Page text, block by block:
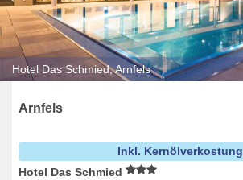
Hotel Das Schmied, Arnfels
Arnfels
Inkl. Kernölverkostung
Hotel Das Schmied